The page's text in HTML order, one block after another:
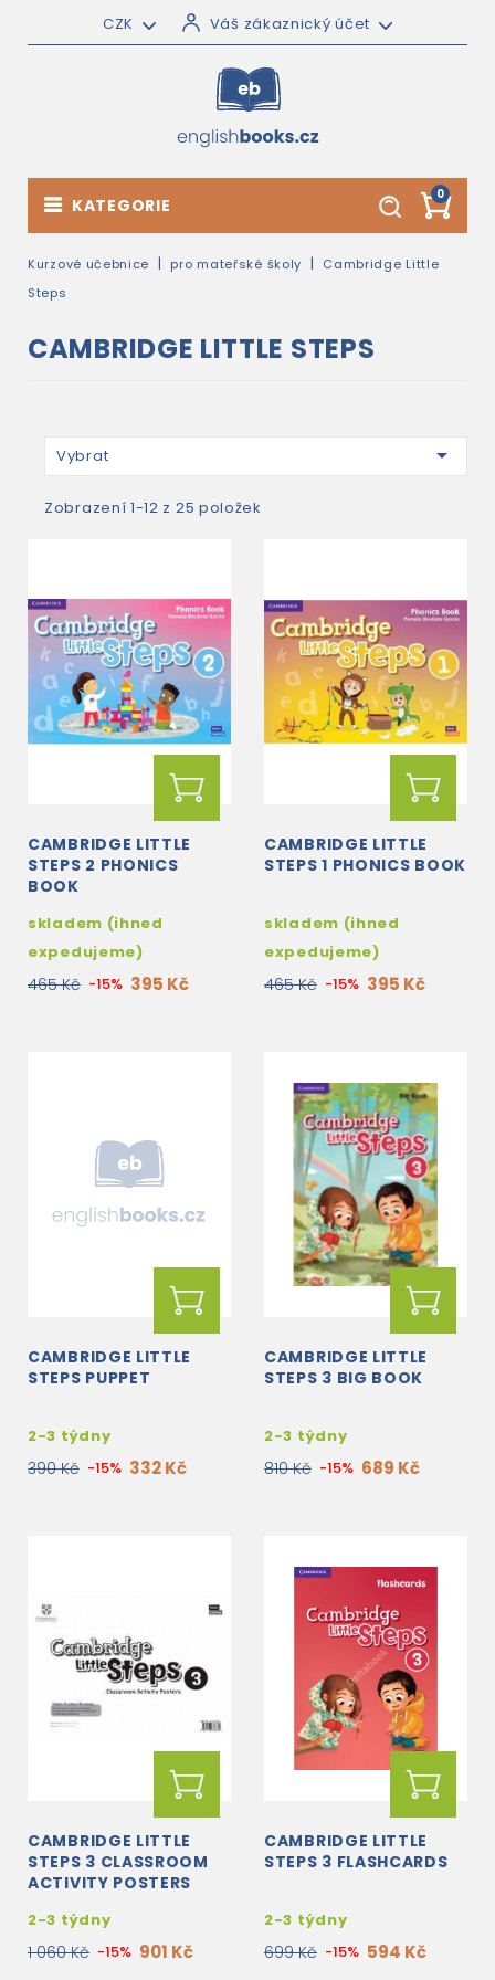
CZK Váš zákaznický účet
0
KATEGORIE
Kurzové učebnice pro mateřské školy
Cambridge Little
Steps
CAMBRIDGE LITTLE STEPS
Vybrat 
Zobrazení 1-12 z 25 položek
CAMBRIDGE LITTLE
STEPS 2 PHONICS
BOOK
skladem (ihned
expedujeme)
465 Kč -15% 395 Kč
CAMBRIDGE LITTLE
STEPS 1 PHONICS BOOK
skladem (ihned
expedujeme)
465 Kč -15% 395 Kč
CAMBRIDGE LITTLE
STEPS PUPPET
2-3 týdny
390 Kč -15% 332 Kč
CAMBRIDGE LITTLE
STEPS 3 BIG BOOK
2-3 týdny
810 Kč -15% 689 Kč
CAMBRIDGE LITTLE
STEPS 3 CLASSROOM
ACTIVITY POSTERS
2-3 týdny
1 060 Kč -15% 901 Kč
CAMBRIDGE LITTLE
STEPS 3 FLASHCARDS
2-3 týdny
699 Kč -15% 594 Kč